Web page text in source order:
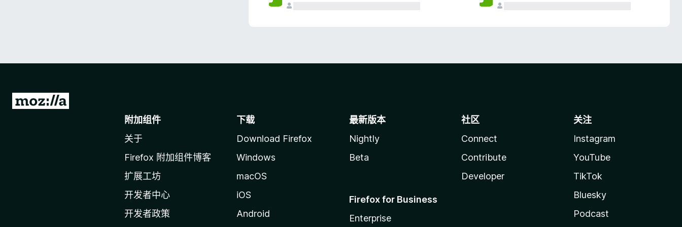
转
附加组件
关于
Firefox 附加组件博客
扩展工坊
开发者中心
开发者政策
下载
Download Firefox
Windows
macOS
iOS
Android
最新版本
Nightly
Beta
Firefox for Business
Enterprise
社区
Connect
Contribute
Developer
关注
Instagram
YouTube
TikTok
Bluesky
Podcast